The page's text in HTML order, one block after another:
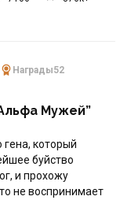
Награды52
Мужей”
который
буйство
и прохожу
не воспринимает